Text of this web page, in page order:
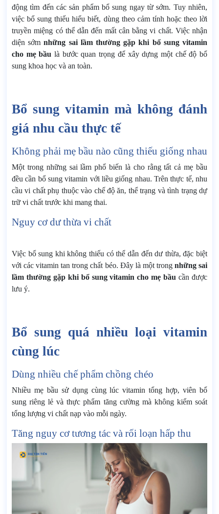
động tìm đến các sản phẩm bổ sung ngay từ sớm. Tuy nhiên,
việc bổ sung thiếu hiểu biết, dùng theo cảm tính hoặc theo lời
truyền miệng có thể dẫn đến mất cân bằng vi chất. Việc nhận
diện sớmnhững sai lầm thường gặp khi bổ sung vitamin
cho mẹ bầu là bước quan trọng để xây dựng một chế độ bổ
sung khoa học và an toàn.
Bổ sung vitamin mà không đánh
giá nhu cầu thực tế
Không phải mẹ bầu nào cũng thiếu giống nhau
Một trong những sai lầm phổ biến là cho rằng tất cả mẹ bầu
đều cần bổ sung vitamin với liều giống nhau. Trên thực tế, nhu
cầu vi chất phụ thuộc vào chế độ ăn, thể trạng và tình trạng dự
trữ vi chất trước khi mang thai.
Nguy cơ dư thừa vi chất
Việc bổ sung khi không thiếu có thể dẫn đến dư thừa, đặc biệt
với các vitamin tan trong chất béo. Đây là một trong những sai
lầm thường gặp khi bổ sung vitamin cho mẹ bầu cần được
lưu ý.
Bổ sung quá nhiều loại vitamin
cùng lúc
Dùng nhiều chế phẩm chồng chéo
Nhiều mẹ bầu sử dụng cùng lúc vitamin tổng hợp, viên bổ
sung riêng lẻ và thực phẩm tăng cường mà không kiểm soát
tổng lượng vi chất nạp vào mỗi ngày.
Tăng nguy cơ tương tác và rối loạn hấp thu